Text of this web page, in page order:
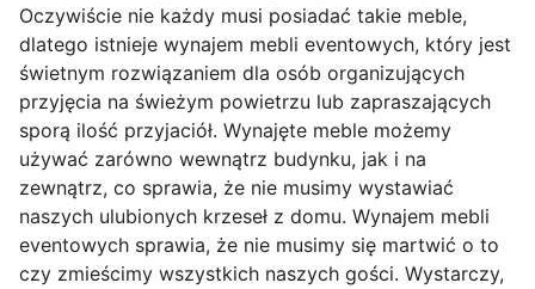
Oczywiście nie każdy musi posiadać takie meble,
dlatego istnieje wynajem mebli eventowych, który jest
świetnym rozwiązaniem dla osób organizujących
przyjęcia na świeżym powietrzu lub zapraszających
sporą ilość przyjaciół. Wynajęte meble możemy
używać zarówno wewnątrz budynku, jak i na
zewnątrz, co sprawia, że nie musimy wystawiać
naszych ulubionych krzeseł z domu. Wynajem mebli
eventowych sprawia, że nie musimy się martwić o to
czy zmieścimy wszystkich naszych gości. Wystarczy,